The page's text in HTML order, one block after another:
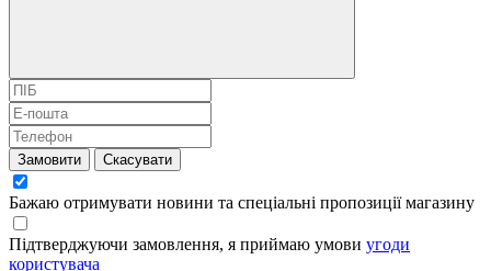
Замовити Скасувати
Бажаю отримувати новини та спеціальні пропозиціїмагазину
Підтверджуючи замовлення, я приймаю умови угоди
користувача